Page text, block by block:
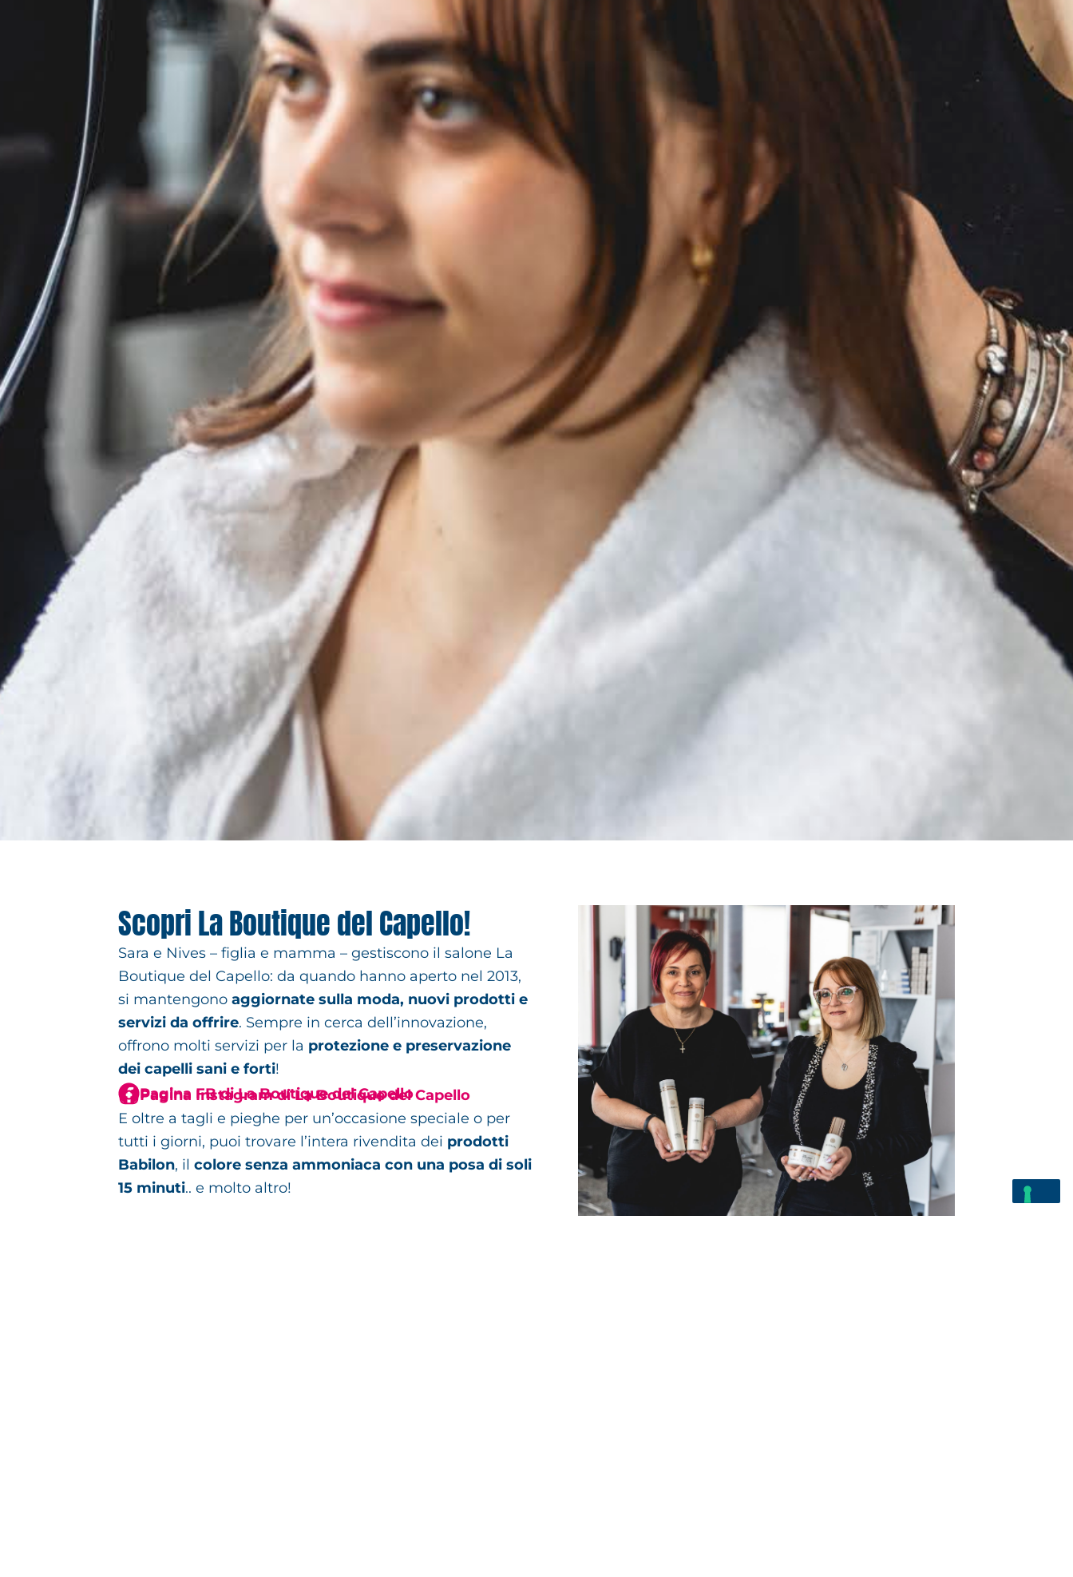
Scopri La Boutique del Capello!
Sara e Nives – figlia e mamma – gestiscono il salone La
Boutique del Capello: da quando hanno aperto nel 2013,
si mantengono aggiornate sulla moda, nuovi prodotti e
servizi da offrire. Sempre in cerca dell’innovazione,
offrono molti servizi per la protezione e preservazione
dei capelli sani e forti!
Pagina FB di La Boutique del Capello
Pagina Instagram di La Boutique del Capello
E oltre a tagli e pieghe per un’occasione speciale o per
tutti i giorni, puoi trovare l’intera rivendita dei prodotti
Babilon, il colore senza ammoniaca con una posa di soli
15 minuti.. e molto altro!